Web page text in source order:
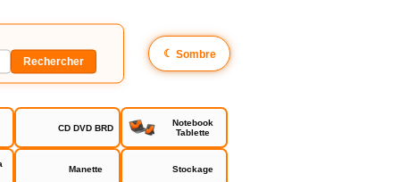
☾ Sombre
CD DVD BRD
Notebook
Tablette
Manette Stockage